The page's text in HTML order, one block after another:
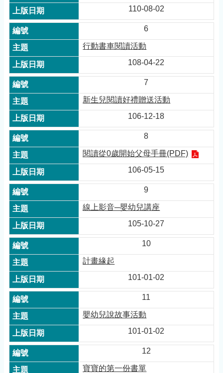
110-08-02
6
行動書車閱讀活動
108-04-22
7
新生兒閱讀好禮贈送活動
106-12-18
8
閱讀從0歲開始父母手冊(PDF)
106-05-15
9
線上影音─嬰幼兒講座
105-10-27
10
計畫緣起
101-01-02
11
嬰幼兒說故事活動
101-01-02
12
寶寶的第一份書單